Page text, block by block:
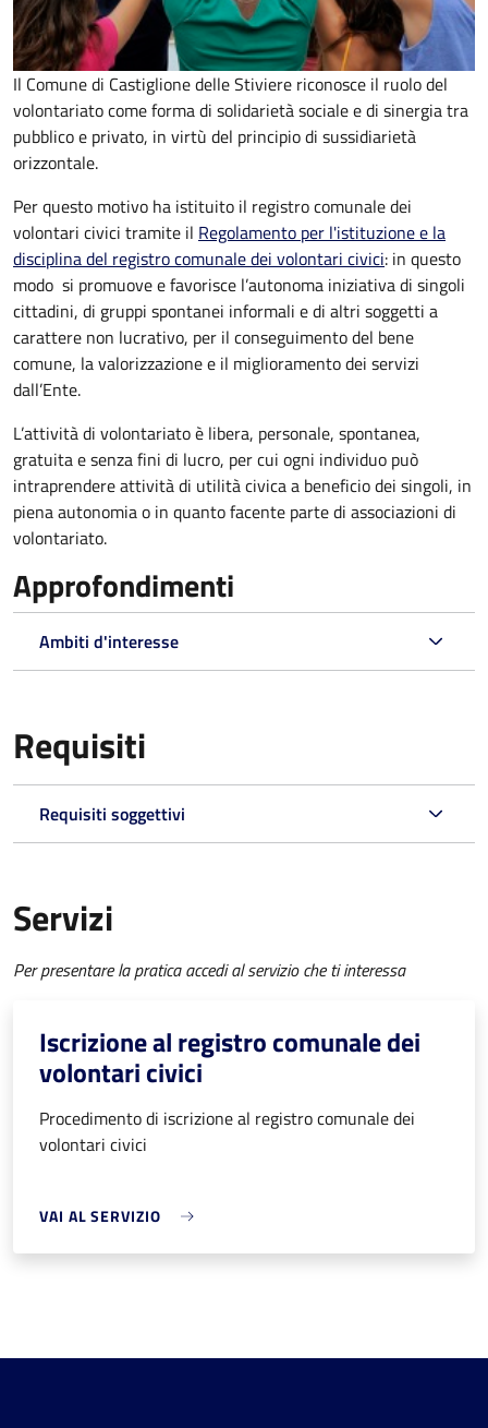
Il Comune di Castiglione delle Stiviere riconosce il ruolo del
volontariato come forma di solidarietà sociale e di sinergia tra
pubblico e privato, in virtù del principio di sussidiarietà
orizzontale.
Per questo motivo ha istituito il registro comunale dei
volontari civici tramite il Regolamento per l'istituzione e la
disciplina del registro comunale dei volontari civici: in questo
modo si promuove efavorisce l’autonoma iniziativa di singoli
cittadini, di gruppi spontanei informali e di altri soggetti a
carattere non lucrativo, per il conseguimento del bene
comune, la valorizzazione e il miglioramento dei servizi
dall’Ente.
L’attività di volontariato è libera, personale, spontanea,
gratuita e senza fini di lucro, per cui ogni individuo può
intraprendere attività di utilità civica a beneficio dei singoli, in
piena autonomia o in quanto facente parte di associazioni di
volontariato.
Approfondimenti
Ambiti d'interesse
Requisiti
Requisiti soggettivi
Servizi
Per presentare la pratica accedi al servizio che ti interessa
Iscrizione al registro comunale dei
volontari civici
Procedimento di iscrizione al registro comunale dei
volontari civici
VAI AL SERVIZIO